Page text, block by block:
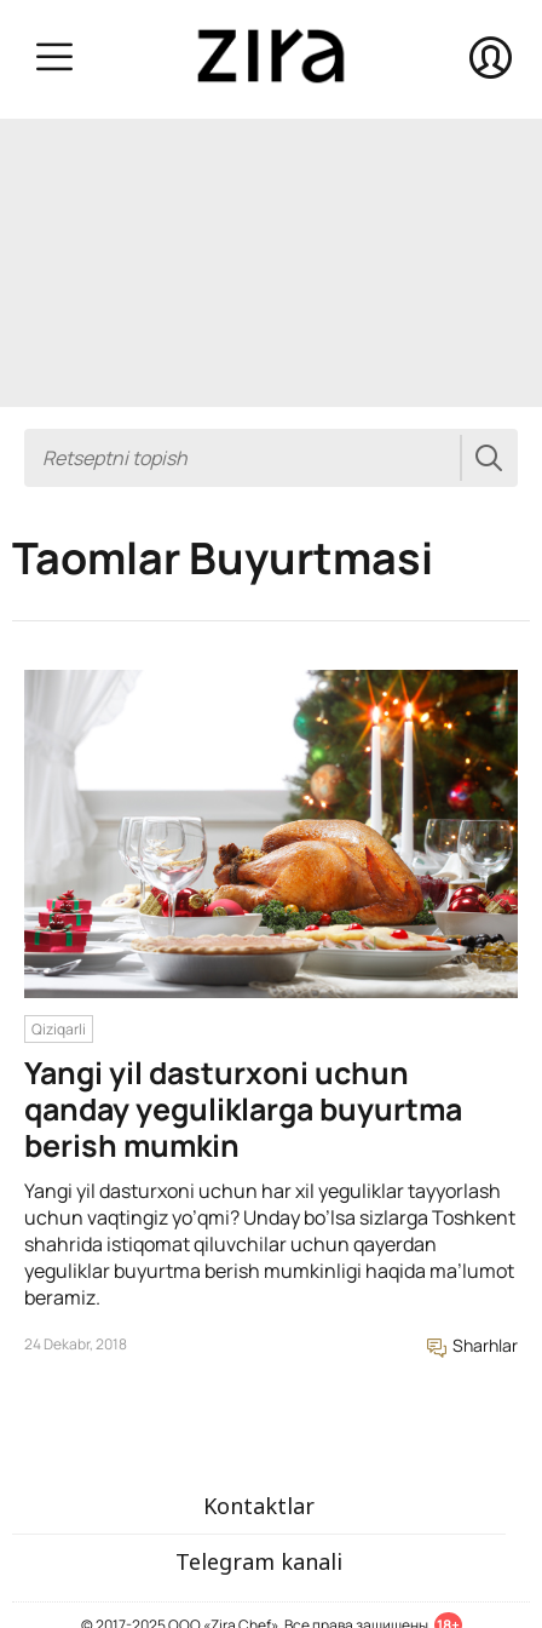
Taomlar Buyurtmasi
Qiziqarli
Yangi yil dasturxoni uchun
qanday yeguliklarga buyurtma
berish mumkin
Yangi yil dasturxoni uchun har xil yeguliklar tayyorlash
uchun vaqtingiz yo’qmi? Unday bo’lsa sizlarga Toshkent
shahrida istiqomat qiluvchilar uchun qayerdan
yeguliklar buyurtma berish mumkinligi haqida ma’lumot
beramiz.
24 Dekabr, 2018 Sharhlar
Kontaktlar
Telegram kanali